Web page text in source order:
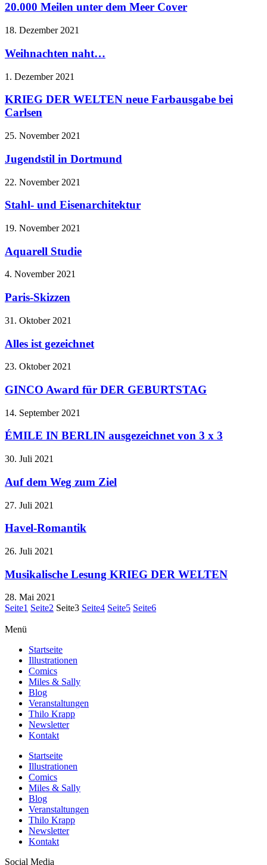
20.000 Meilen unter dem Meer Cover
18. Dezember 2021
Weihnachten naht…
1. Dezember 2021
KRIEG DER WELTEN neue Farbausgabe bei
Carlsen
25. November 2021
Jugendstil in Dortmund
22. November 2021
Stahl- und Eisenarchitektur
19. November 2021
Aquarell Studie
4. November 2021
Paris-Skizzen
31. Oktober 2021
Alles ist gezeichnet
23. Oktober 2021
GINCO Award für DER GEBURTSTAG
14. September 2021
ÉMILE IN BERLIN ausgezeichnet von 3 x 3
30. Juli 2021
Auf dem Weg zum Ziel
27. Juli 2021
Havel-Romantik
26. Juli 2021
Musikalische Lesung KRIEG DER WELTEN
28. Mai 2021
Seite1 Seite2 Seite3 Seite4 Seite5 Seite6
Menü
Startseite
Illustrationen
Comics
Miles & Sally
Blog
Veranstaltungen
Thilo Krapp
Newsletter
Kontakt
Startseite
Illustrationen
Comics
Miles & Sally
Blog
Veranstaltungen
Thilo Krapp
Newsletter
Kontakt
Social Media